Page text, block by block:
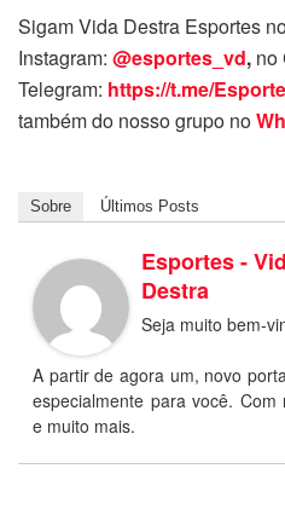
Sigam Vida Destra Esportes
Instagram: @esportes_vd, no
Telegram: https://t.me/
também do nosso grupo no
Sobre Últimos Posts
Esportes -
Destra
Seja muito bem-
A partir de agora um, novo
especialmente para você.
e muito mais.